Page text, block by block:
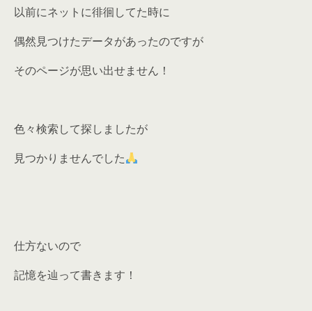
以前にネットに徘徊してた時に
偶然見つけたデータがあったのですが
そのページが思い出せません！
色々検索して探しましたが
見つかりませんでした
仕方ないので
記憶を辿って書きます！